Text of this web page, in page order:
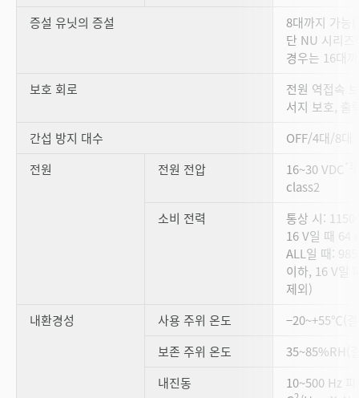
증설 유닛의 증설
8대까지 가능
단 NU 시리
경우는 16대
보호 회로
전원 역접속
서지 보호, 출
간섭 방지 대수
OFF/4대/8대
전원
전원 전압 16~30 VDC
class2
소비 전력
통상 시:
16 V일 때 64
ALL일 때:
이하, 16 V일
제외)
내환경성
사용 주위 온도
−20~+55℃(
보존 주위 온도
35~85%RH(
내진동
10~500 Hz